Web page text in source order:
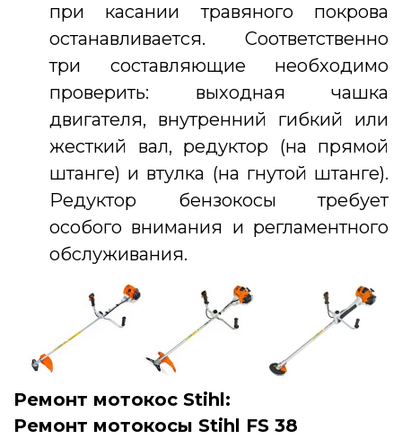
при касании травяного покрова
останавливается. Соответственно
три составляющие необходимо
проверить: выходная чашка
двигателя, внутренний гибкий или
жесткий вал, редуктор (на прямой
штанге) и втулка (на гнутой штанге).
Редуктор бензокосы требует
особого внимания и регламентного
обслуживания.
Ремонт мотокос Stihl:
Ремонт мотокосы Stihl FS 38